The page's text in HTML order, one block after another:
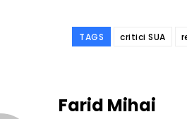
TAGS critici SUA
Farid Mihai